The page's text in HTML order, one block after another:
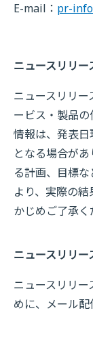
E-mail： pr-
ニュースリリー
ニュースリリ
ービス・製品
情報は、発表
となる場合が
る計画、目標
より、実際の
かじめご了承く
ニュースリリー
ニュースリリ
めに、メール配